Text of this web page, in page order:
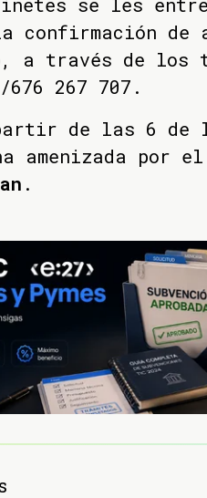
confirmación de
a través de los
676 267 707.
de las 6 de
amenizada por
.